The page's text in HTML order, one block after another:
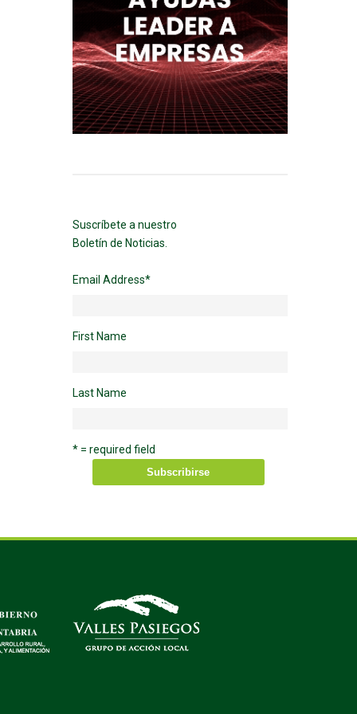
Suscríbete a nuestro
Boletín de Noticias.
Email Address*
First Name
Last Name
* = required field